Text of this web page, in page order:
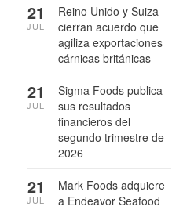
Reino Unido y Suiza
cierran acuerdo que
agiliza exportaciones
cárnicas británicas
21
JUL
Sigma Foods publica
sus resultados
financieros del
segundo trimestre de
2026
21
JUL
Mark Foods adquiere
a Endeavor Seafood
21
JUL